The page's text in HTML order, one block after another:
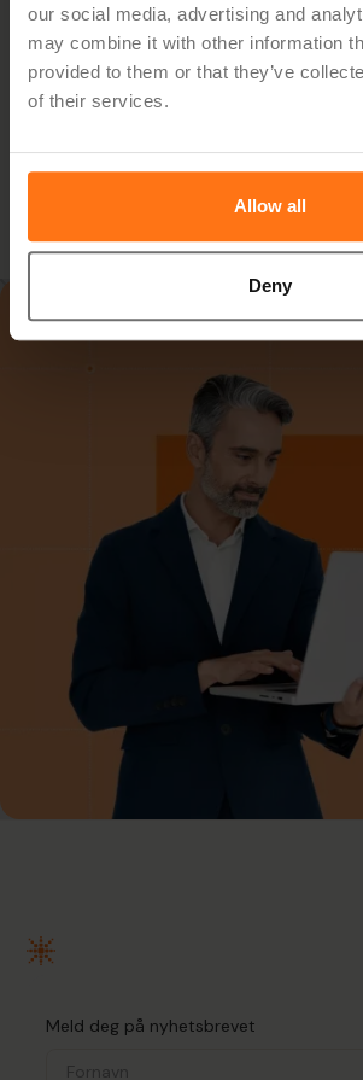
our social media, advertising and
may combine it with other information
provided to them or that they’ve
of their services.
Allow all
Deny
Oppdag hvordan du kan forenkle
effektivisere oppfølgingen og ta bedre
en løsning skreddersydd for din bransje.
Meld deg på nyhetsbrevet